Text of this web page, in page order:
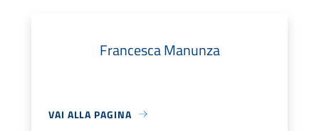
Francesca Manunza
VAI ALLA PAGINA